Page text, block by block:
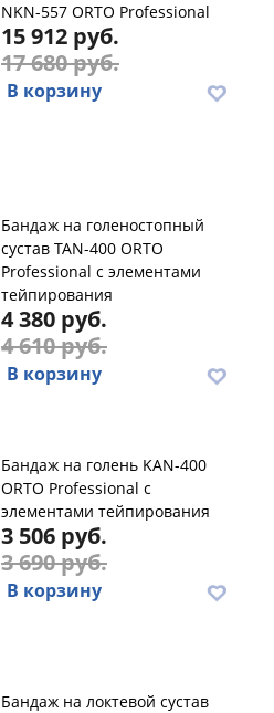
NKN-557 ORTO Professional
15 912 руб.
17 680 руб.
В корзину
Бандаж на голеностопный
сустав TAN-400 ORTO
Professional с элементами
тейпирования
4 380 руб.
4 610 руб.
В корзину
Бандаж на голень KAN-400
ORTO Professional с
элементами тейпирования
3 506 руб.
3 690 руб.
В корзину
Бандаж на локтевой сустав